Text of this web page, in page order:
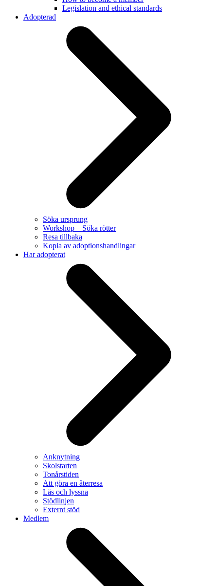
Legislation and ethical standards
Adopterad
Söka ursprung
Workshop – Söka rötter
Resa tillbaka
Kopia av adoptionshandlingar
Har adopterat
Anknytning
Skolstarten
Tonårstiden
Att göra en återresa
Läs och lyssna
Stödlinjen
Externt stöd
Medlem